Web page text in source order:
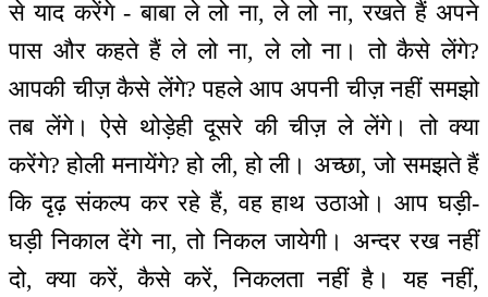
से याद करेंगे - बाबा ले लो ना, ले लो ना, रखते हैं अपने
पास और कहते हैं ले लो ना, ले लो ना। तो कैसे लेंगे?
आपकी चीज़ कैसे लेंगे? पहले आप अपनी चीज़ नहीं समझो
तब लेंगे। ऐसे थोड़ेही दूसरे की चीज़ ले लेंगे। तो क्या
करेंगे? होली मनायेंगे? हो ली, हो ली। अच्छा, जो समझते हैं
कि दृढ़ संकल्प कर रहे हैं, वह हाथ उठाओ। आप घड़ी-
घड़ी निकाल देंगे ना, तो निकल जायेगी। अन्दर रख नहीं
दो, क्या करें, कैसे करें, निकलता नहीं है। यह नहीं,